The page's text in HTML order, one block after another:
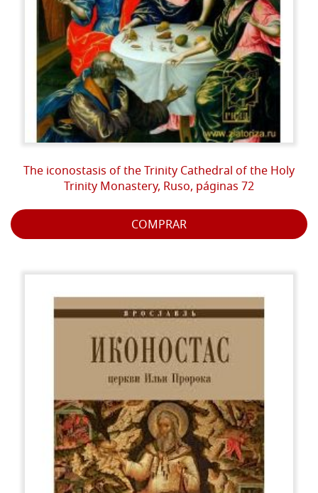
The iconostasis of the Trinity Cathedral of the Holy
Trinity Monastery, Ruso, páginas 72
COMPRAR